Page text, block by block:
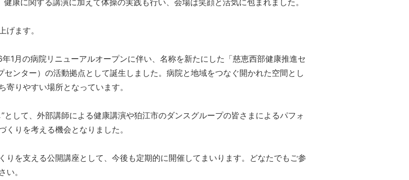
康に関する講演に加えて体操の実践も行い、会場は笑顔と活気に包まれました。
げます。
1月の病院リニューアルオープンに伴い、名称を新たにした「慈恵西部健康推進セ
ンター）の活動拠点として誕生しました。病院と地域をつなぐ開かれた空間とし
りやすい場所となっています。
として、外部講師による健康講演や狛江市のダンスグループの皆さまによるパフォ
りを考える機会となりました。
りを支える公開講座として、今後も定期的に開催してまいります。どなたでもご参
い。